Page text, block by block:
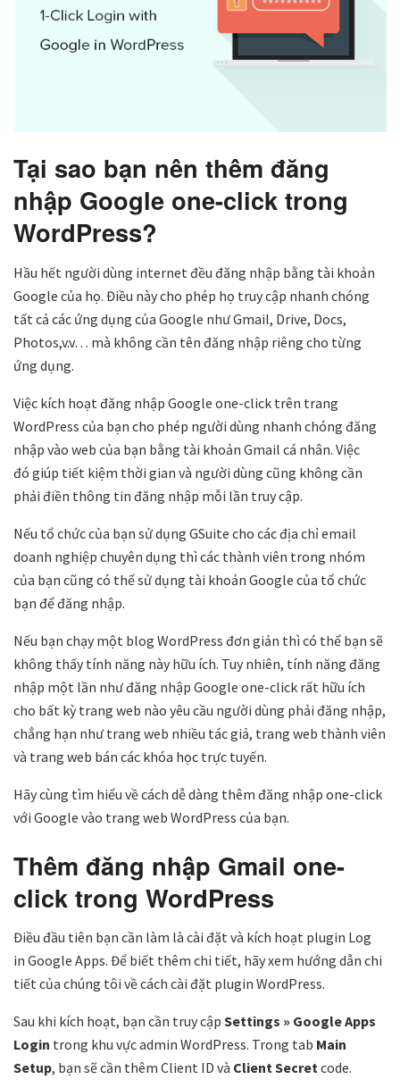
Tại sao bạn nên thêm đăng
nhập Google one-click trong
WordPress?
Hầu hết người dùng internet đều đăng nhập bằng tài khoản
Google của họ. Điều này cho phép họ truy cập nhanh chóng
tất cả các ứng dụng của Google như Gmail, Drive, Docs,
Photos,v.v… mà không cần tên đăng nhập riêng cho từng
ứng dụng.
Việc kích hoạt đăng nhập Google one-click trên trang
WordPress của bạn cho phép người dùng nhanh chóng đăng
nhập vào web của bạn bằng tài khoản Gmail cá nhân. Việc
đó giúp tiết kiệm thời gian và người dùng cũng không cần
phải điền thông tin đăng nhập mỗi lần truy cập.
Nếu tổ chức của bạn sử dụng GSuite cho các địa chỉ email
doanh nghiệp chuyên dụng thì các thành viên trong nhóm
của bạn cũng có thể sử dụng tài khoản Google của tổ chức
bạn để đăng nhập.
Nếu bạn chạy một blog WordPress đơn giản thì có thể bạn sẽ
không thấy tính năng này hữu ích. Tuy nhiên, tính năng đăng
nhập một lần như đăng nhập Google one-click rất hữu ích
cho bất kỳ trang web nào yêu cầu người dùng phải đăng nhập,
chẳng hạn như trang web nhiều tác giả, trang web thành viên
và trang web bán các khóa học trực tuyến.
Hãy cùng tìm hiểu về cách dễ dàng thêm đăng nhập one-click
với Google vào trang web WordPress của bạn.
Thêm đăng nhập Gmail one-
click trong WordPress
Điều đầu tiên bạn cần làm là cài đặt và kích hoạt plugin Log
in Google Apps. Để biết thêm chi tiết, hãy xem hướng dẫn chi
tiết của chúng tôi về cách cài đặt plugin WordPress.
Sau khi kích hoạt, bạn cần truy cập Settings » Google Apps
Login trong khu vực admin WordPress. Trong tab Main
Setup, bạn sẽ cần thêm Client ID và Client Secretcode.